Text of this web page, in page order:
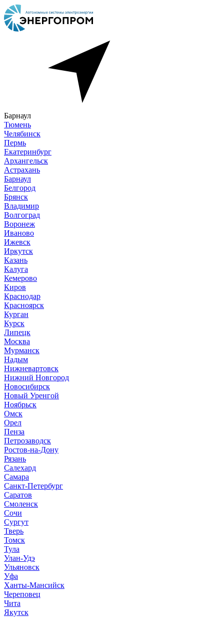
Барнаул
Тюмень
Челябинск
Пермь
Екатеринбург
Архангельск
Астрахань
Барнаул
Белгород
Брянск
Владимир
Волгоград
Воронеж
Иваново
Ижевск
Иркутск
Казань
Калуга
Кемерово
Киров
Краснодар
Красноярск
Курган
Курск
Липецк
Москва
Мурманск
Надым
Нижневартовск
Нижний Новгород
Новосибирск
Новый Уренгой
Ноябрьск
Омск
Орел
Пенза
Петрозаводск
Ростов-на-Дону
Рязань
Салехард
Самара
Санкт-Петербург
Саратов
Смоленск
Сочи
Сургут
Тверь
Томск
Тула
Улан-Удэ
Ульяновск
Уфа
Ханты-Мансийск
Череповец
Чита
Якутск